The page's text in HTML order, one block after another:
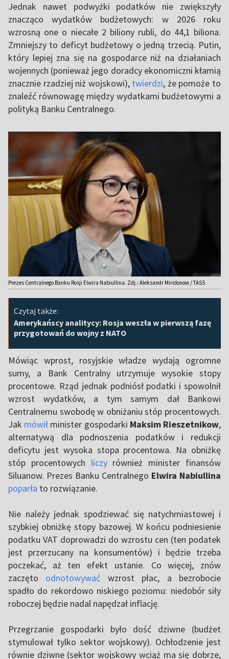
Jednak nawet podwyżki podatków nie zwiększyły
znacząco wydatków budżetowych: w 2026 roku
wzrosną one o niecałe 2 biliony rubli, do 44,1 biliona.
Zmniejszy to deficyt budżetowy o jedną trzecią. Putin,
który lepiej zna się na gospodarce niż na działaniach
wojennych (ponieważ jego doradcy ekonomiczni kłamią
znacznie rzadziej niż wojskowi), twierdzi, że pomoże to
znaleźć równowagę między wydatkami budżetowymi a
polityką Banku Centralnego.
Prezes Centralnego Banku Rosji Elwira Nabiullina. Zdj.: Aleksandr Miridonow / TASS
Czytaj także:
Amerykańscy analitycy: Rosja weszła w pierwszą fazę
przygotowań do wojny z NATO
Mówiąc wprost, rosyjskie władze wydają ogromne
sumy, a Bank Centralny utrzymuje wysokie stopy
procentowe. Rząd jednak podniósł podatki i spowolnił
wzrost wydatków, a tym samym dał Bankowi
Centralnemu swobodę w obniżaniu stóp procentowych.
Jak mówił minister gospodarki Maksim Rieszetnikow,
alternatywą dla podnoszenia podatków i redukcji
deficytu jest wysoka stopa procentowa. Na obniżkę
stóp procentowych liczyrównież minister finansów
Siluanow. Prezes Banku Centralnego Elwira Nabiullina
poparła to rozwiązanie.
Nie należy jednak spodziewać się natychmiastowej i
szybkiej obniżkę stopy bazowej. W końcu podniesienie
podatku VAT doprowadzi do wzrostu cen (ten podatek
jest przerzucany na konsumentów) i będzie trzeba
poczekać, aż ten efekt ustanie. Co więcej, znów
zaczęto odnotowywać wzrost płac, a bezrobocie
spadło do rekordowo niskiego poziomu: niedobór siły
roboczej będzie nadal napędzał inflację.
Przegrzanie gospodarki było dość dziwne (budżet
stymulował tylko sektor wojskowy). Ochłodzenie jest
równie dziwne (sektor wojskowy wciąż ma się dobrze,